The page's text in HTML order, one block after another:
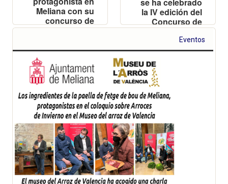
Meliana con su
concurso de
Paellas
la IV edición del
Concurso de
Paella de fetge
de bou (hígado
de toro) y
postres con
Eventos